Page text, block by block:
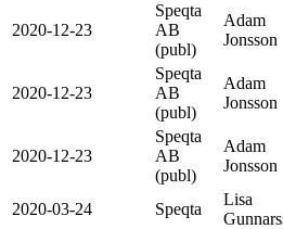
2020-12-23
Speqta
AB
(publ)
Adam
Jonsson
2020-12-23
Speqta
AB
(publ)
Adam
Jonsson
2020-12-23
Speqta
AB
(publ)
Adam
Jonsson
2020-03-24 Speqta
Lisa